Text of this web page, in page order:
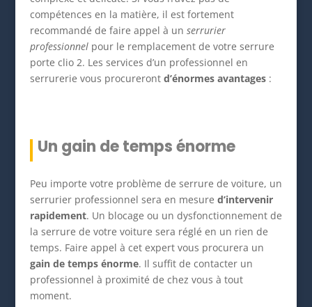
compétences en la matière, il est fortement
recommandé de faire appel à un serrurier
professionnelpour le remplacement de votre serrure
porte clio 2. Les services d’un professionnel en
serrurerie vous procureront d’énormes avantages:
Un gain de temps énorme
Peu importe votre problème de serrure de voiture, un
serrurier professionnel sera en mesure d’intervenir
rapidement. Un blocage ou un dysfonctionnement de
la serrure de votre voiture sera réglé en un rien de
temps. Faire appel à cet expert vous procurera un
gain de temps énorme. Il suffit de contacter un
professionnel à proximité de chez vous à tout
moment.